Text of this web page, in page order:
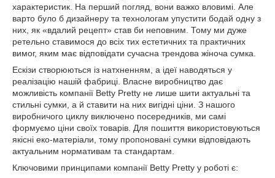
характеристик. На перший погляд, вони важко вловимі. Але
варто було б дизайнеру та технологам упустити бодай одну з
них, як «вдалий рецепт» став би неповним. Тому ми дуже
ретельно ставимося до всіх тих естетичних та практичних
вимог, яким має відповідати сучасна трендова жіноча сумка.
Ескізи створюються із натхненням, а ідеї наводяться у
реалізацію нашій фабриці. Власне виробництво дає
можливість компанії Betty Pretty не лише шити актуальні та
стильні сумки, а й ставити на них вигідні ціни. З нашого
виробничого циклу виключено посередників, ми самі
формуємо ціни своїх товарів. Для пошиття використовуються
якісні еко-матеріали, тому пропоновані сумки відповідають
актуальним нормативам та стандартам.
Ключовими принципами компанії Betty Pretty у роботі є: